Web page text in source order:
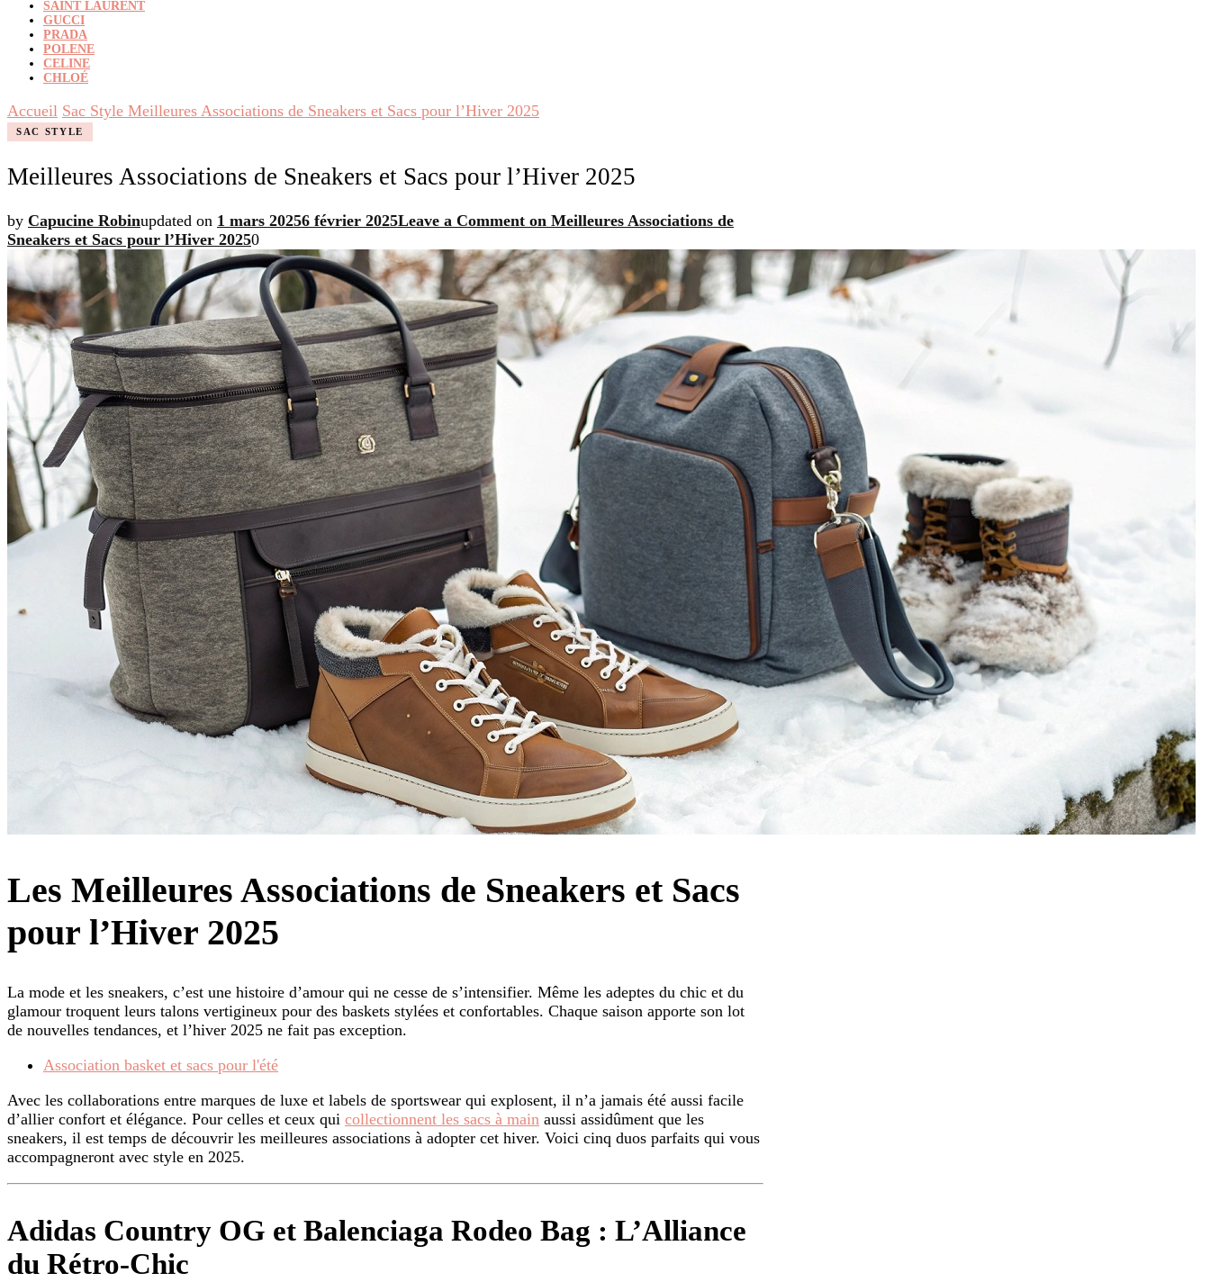
SAINT LAURENT
GUCCI
PRADA
POLENE
CELINE
CHLOÉ
Accueil Sac Style Meilleures Associations de Sneakers et Sacs pour l’Hiver 2025
SAC STYLE
Meilleures Associations de Sneakers et Sacs pour l’Hiver 2025
by Capucine Robinupdated on 1 mars 20256 février 2025Leave a Comment on Meilleures Associations de
Sneakers et Sacs pour l’Hiver 20250
Les Meilleures Associations de Sneakers et Sacs
pour l’Hiver 2025
La mode et les sneakers, c’est une histoire d’amour qui ne cesse de s’intensifier. Même les adeptes du chic et du
glamour troquent leurs talons vertigineux pour des baskets stylées et confortables. Chaque saison apporte son lot
de nouvelles tendances, et l’hiver 2025 ne fait pas exception.
Association basket et sacs pour l'été
Avec les collaborations entre marques de luxe et labels de sportswear qui explosent, il n’a jamais été aussi facile
d’allier confort et élégance. Pour celles et ceux qui collectionnent les sacs à main aussi assidûment que les
sneakers, il est temps de découvrir les meilleures associations à adopter cet hiver. Voici cinq duos parfaits qui vous
accompagneront avec style en 2025.
Adidas Country OG et Balenciaga Rodeo Bag : L’Alliance
du Rétro-Chic